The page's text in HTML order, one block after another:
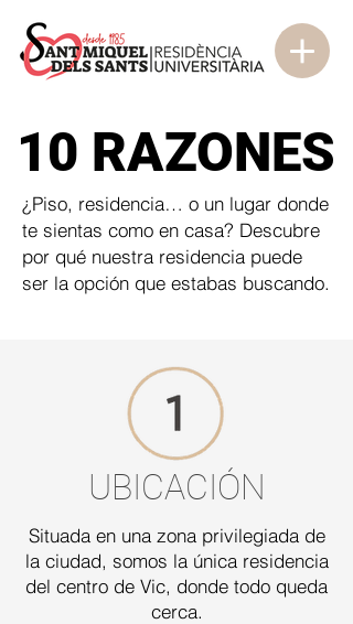
10 RAZONES
10 RAZONES
¿Piso, residencia… o un lugar donde
te sientas como en casa? Descubre
por qué nuestra residencia puede
ser la opción que estabas buscando.
UBICACIÓN
Situada en una zona privilegiada de
la ciudad, somos la única residencia
del centro de Vic, donde todo queda
cerca.